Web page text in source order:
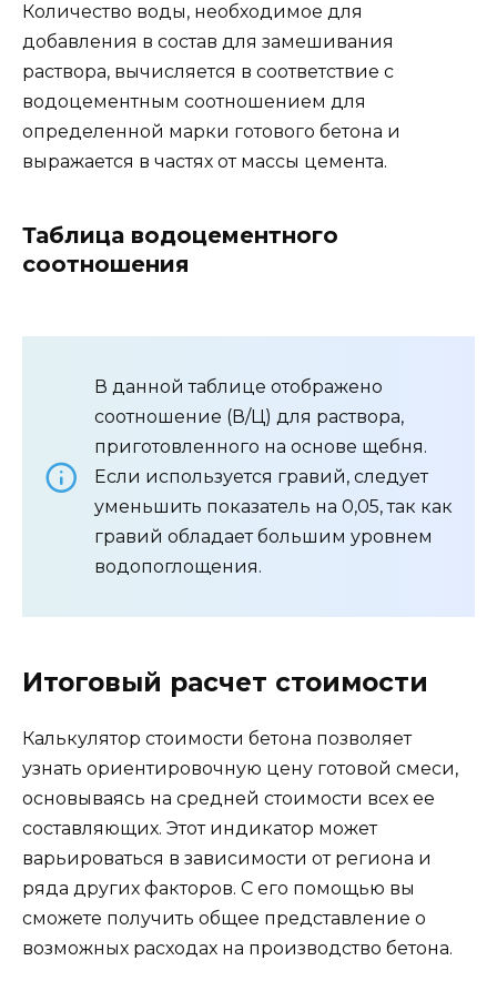
Количество воды, необходимое для
добавления в состав для замешивания
раствора, вычисляется в соответствие с
водоцементным соотношением для
определенной марки готового бетона и
выражается в частях от массы цемента.
Таблица водоцементного
соотношения
В данной таблице отображено
соотношение (В/Ц) для раствора,
приготовленного на основе щебня.
Если используется гравий, следует
уменьшить показатель на 0,05, так как
гравий обладает большим уровнем
водопоглощения.
Итоговый расчет стоимости
Калькулятор стоимости бетона позволяет
узнать ориентировочную цену готовой смеси,
основываясь на средней стоимости всех ее
составляющих. Этот индикатор может
варьироваться в зависимости от региона и
ряда других факторов. С его помощью вы
сможете получить общее представление о
возможных расходах на производство бетона.